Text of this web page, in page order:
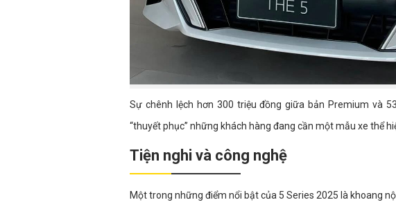
Sự chênh lệch hơn 300 triệu đồng giữa bản Premium và
“thuyết phục” những khách hàng đang cần một mẫu xe thể
Tiện nghi và công nghệ
Một trong những điểm nổi bật của 5 Series 2025 là khoang